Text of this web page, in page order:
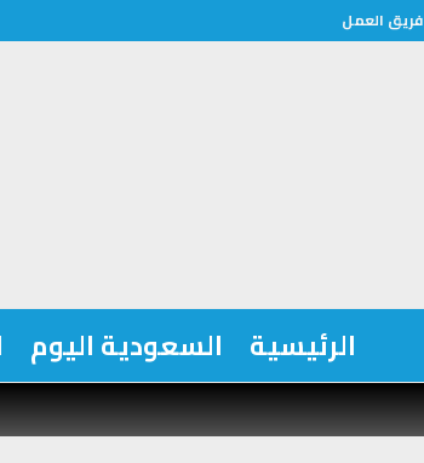
فريق العمل
الرئيسية السعودية اليوم